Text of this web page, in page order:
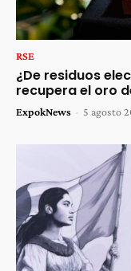
RSE
¿De residuos
recupera el oro
ExpokNews - 5 agosto